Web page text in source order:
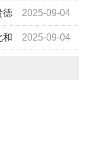
2025-09-04
德
2025-09-04
和